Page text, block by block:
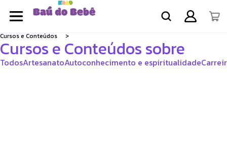
Cursos e Conteúdos
Cursos e Conteúdos sobre
TodosArtesanatoAutoconhecimento e espiritualidade